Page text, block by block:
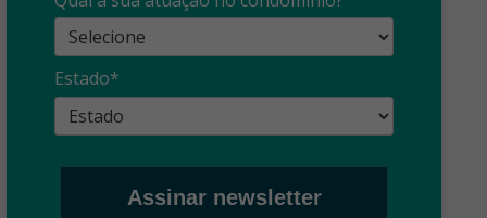
O que é?
cuidado com as
propagandas
Estado*
Assinar newsletter